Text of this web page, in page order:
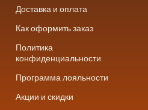
Доставка и оплата
Как оформить заказ
Политика
конфиденциальности
Программа лояльности
Акции и скидки